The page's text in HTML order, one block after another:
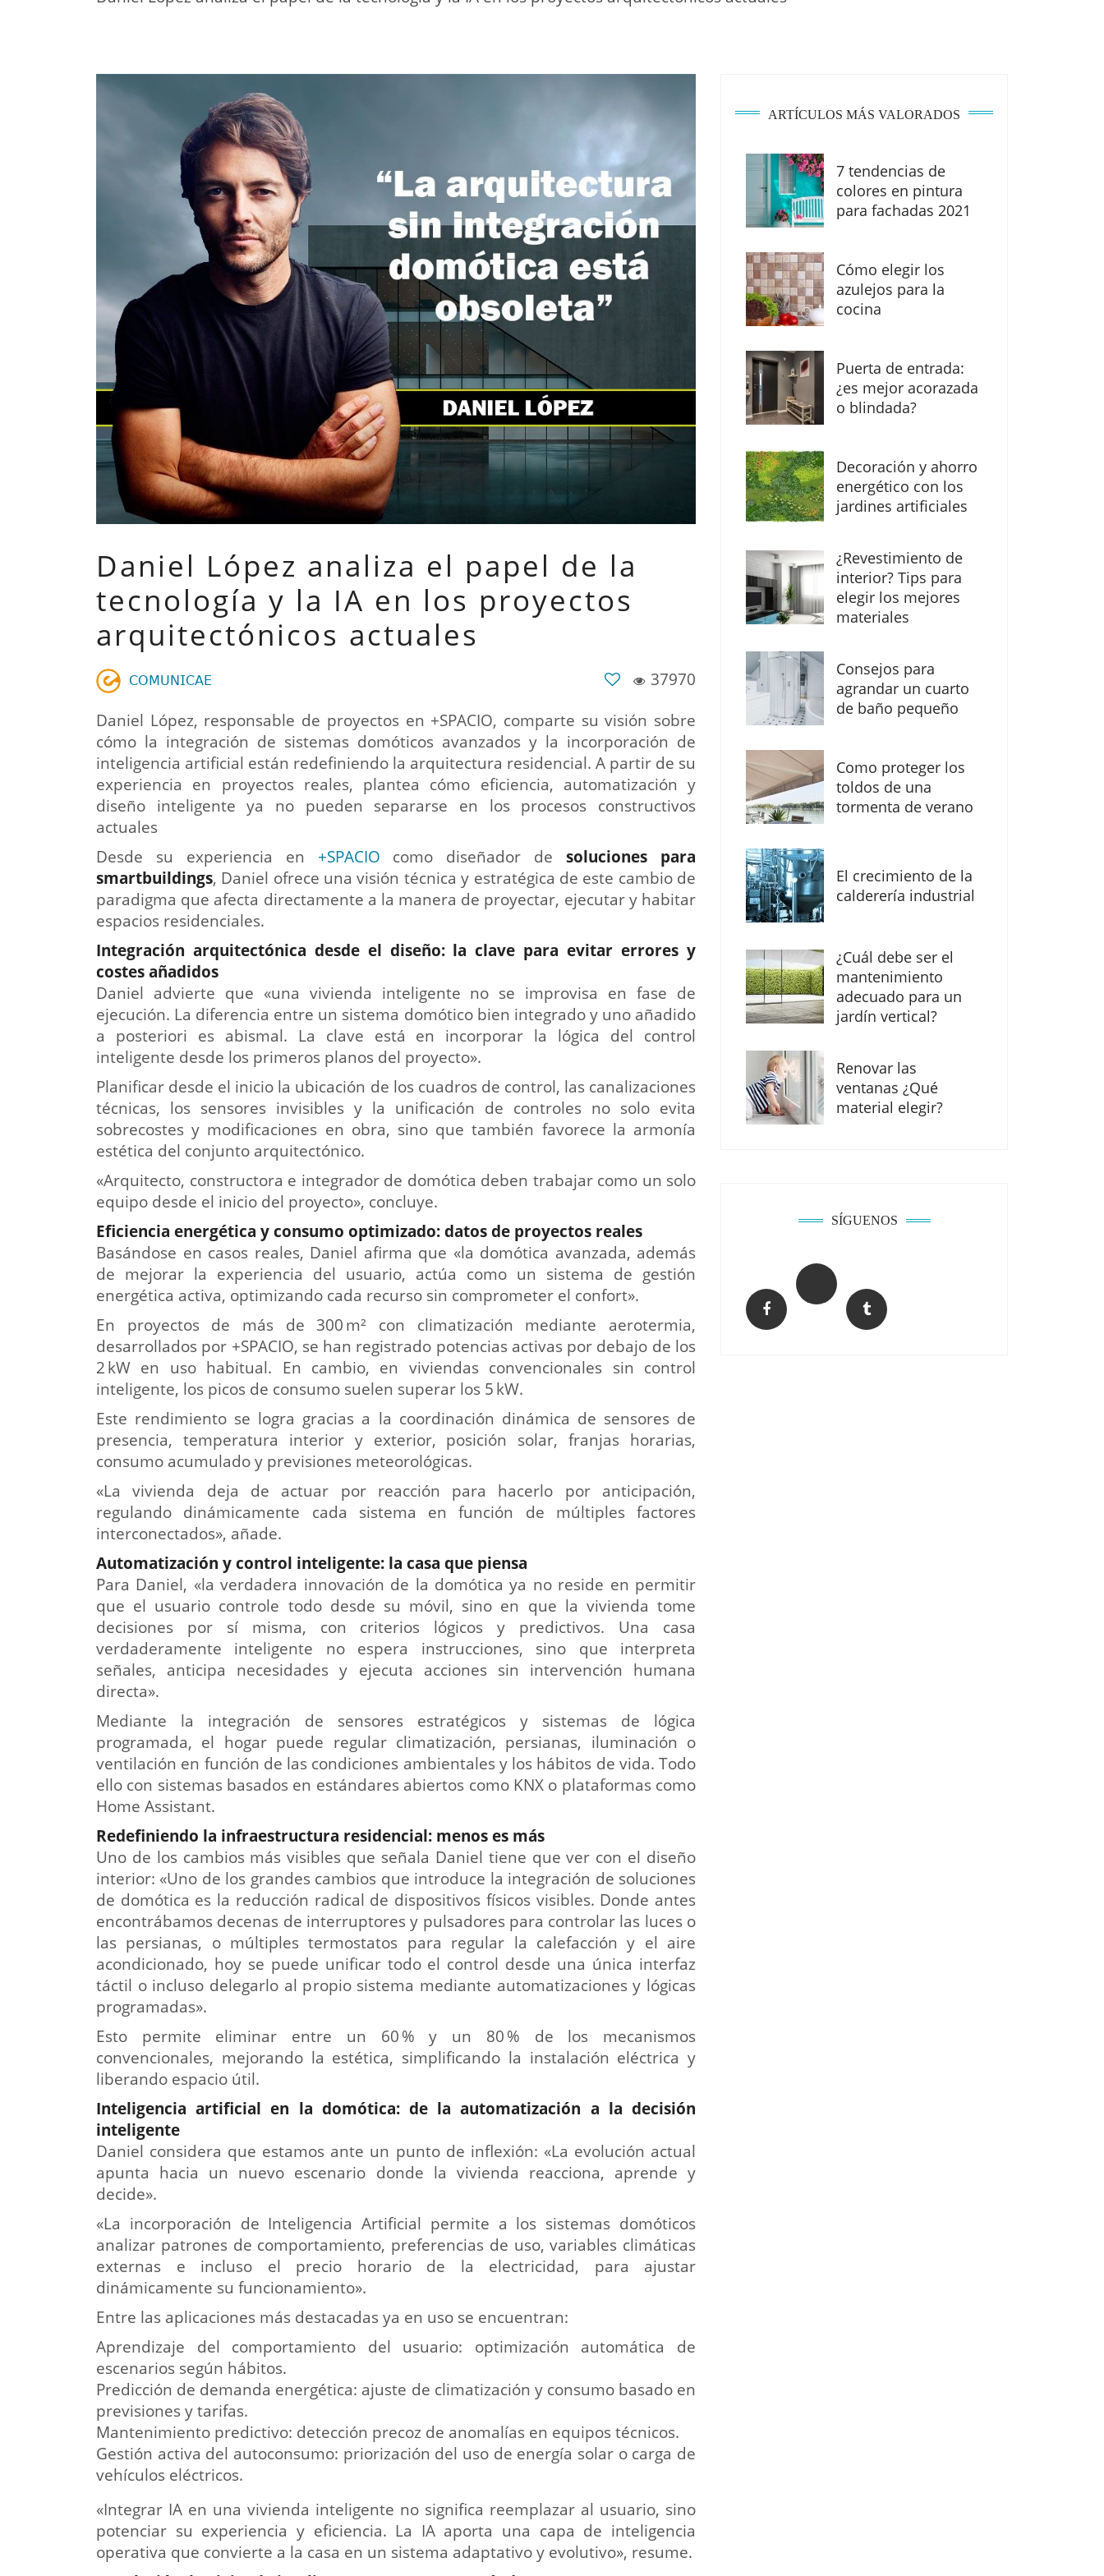
Daniel López analiza el papel de la
tecnología y la IA en los proyectos
arquitectónicos actuales
𝖢𝖮𝖬𝖴𝖭𝖨𝖢𝖠𝖤
37970
Daniel López, responsable de proyectos en +SPACIO, comparte su visión sobre
cómo la integración de sistemas domóticos avanzados y la incorporación de
inteligencia artificial están redefiniendo la arquitectura residencial. A partir de su
experiencia en proyectos reales, plantea cómo eficiencia, automatización y
diseño inteligente ya no pueden separarse en los procesos constructivos
actuales
Desde su experiencia en +SPACIO como diseñador desoluciones para
smartbuildings, Daniel ofrece una visión técnica y estratégica de este cambio de
paradigma que afecta directamente a la manera de proyectar, ejecutar y habitar
espacios residenciales.
Integración arquitectónica desde el diseño: la clave para evitar errores y
costes añadidos
Daniel advierte que «una vivienda inteligente no se improvisa en fase de
ejecución. La diferencia entre un sistema domótico bien integrado y uno añadido
a posteriori es abismal. La clave está en incorporar la lógica del control
inteligente desde los primeros planos del proyecto».
Planificar desde el inicio la ubicación de los cuadros de control, las canalizaciones
técnicas, los sensores invisibles y la unificación de controles no solo evita
sobrecostes y modificaciones en obra, sino que también favorece la armonía
estética del conjunto arquitectónico.
«Arquitecto, constructora e integrador de domótica deben trabajar como un solo
equipo desde el inicio del proyecto», concluye.
Eficiencia energética y consumo optimizado: datos de proyectos reales
Basándose en casos reales, Daniel afirma que «la domótica avanzada, además
de mejorar la experiencia del usuario, actúa como un sistema de gestión
energética activa, optimizando cada recurso sin comprometer el confort».
En proyectos de más de 300 m² con climatización mediante aerotermia,
desarrollados por +SPACIO, se han registrado potencias activas por debajo de los
2 kW en uso habitual. En cambio, en viviendas convencionales sin control
inteligente, los picos de consumo suelen superar los 5 kW.
Este rendimiento se logra gracias a la coordinación dinámica de sensores de
presencia, temperatura interior y exterior, posición solar, franjas horarias,
consumo acumulado y previsiones meteorológicas.
«La vivienda deja de actuar por reacción para hacerlo por anticipación,
regulando dinámicamente cada sistema en función de múltiples factores
interconectados», añade.
Automatización y control inteligente: la casa que piensa
Para Daniel, «la verdadera innovación de la domótica ya no reside en permitir
que el usuario controle todo desde su móvil, sino en que la vivienda tome
decisiones por sí misma, con criterios lógicos y predictivos. Una casa
verdaderamente inteligente no espera instrucciones, sino que interpreta
señales, anticipa necesidades y ejecuta acciones sin intervención humana
directa».
Mediante la integración de sensores estratégicos y sistemas de lógica
programada, el hogar puede regular climatización, persianas, iluminación o
ventilación en función de las condiciones ambientales y los hábitos de vida. Todo
ello con sistemas basados en estándares abiertos como KNX o plataformas como
Home Assistant.
Redefiniendo la infraestructura residencial: menos es más
Uno de los cambios más visibles que señala Daniel tiene que ver con el diseño
interior: «Uno de los grandes cambios que introduce la integración de soluciones
de domótica es la reducción radical de dispositivos físicos visibles. Donde antes
encontrábamos decenas de interruptores y pulsadores para controlar las luces o
las persianas, o múltiples termostatos para regular la calefacción y el aire
acondicionado, hoy se puede unificar todo el control desde una única interfaz
táctil o incluso delegarlo al propio sistema mediante automatizaciones y lógicas
programadas».
Esto permite eliminar entre un 60 % y un 80 % de los mecanismos
convencionales, mejorando la estética, simplificando la instalación eléctrica y
liberando espacio útil.
Inteligencia artificial en la domótica: de la automatización a la decisión
inteligente
Daniel considera que estamos ante un punto de inflexión: «La evolución actual
apunta hacia un nuevo escenario donde la vivienda reacciona, aprende y
decide».
«La incorporación de Inteligencia Artificial permite a los sistemas domóticos
analizar patrones de comportamiento, preferencias de uso, variables climáticas
externas e incluso el precio horario de la electricidad, para ajustar
dinámicamente su funcionamiento».
Entre las aplicaciones más destacadas ya en uso se encuentran:
Aprendizaje del comportamiento del usuario: optimización automática de
escenarios según hábitos.
Predicción de demanda energética: ajuste de climatización y consumo basado en
previsiones y tarifas.
Mantenimiento predictivo: detección precoz de anomalías en equipos técnicos.
Gestión activa del autoconsumo: priorización del uso de energía solar o carga de
vehículos eléctricos.
«Integrar IA en una vivienda inteligente no significa reemplazar al usuario, sino
potenciar su experiencia y eficiencia. La IA aporta una capa de inteligencia
operativa que convierte a la casa en un sistema adaptativo y evolutivo», resume.
ARTÍCULOS MÁS VALORADOS
7 tendencias de
colores en pintura
para fachadas 2021
Cómo elegir los
azulejos para la
cocina
Puerta de entrada:
¿es mejor acorazada
o blindada?
Decoración y ahorro
energético con los
jardines artificiales
¿Revestimiento de
interior? Tips para
elegir los mejores
materiales
Consejos para
agrandar un cuarto
de baño pequeño
Como proteger los
toldos de una
tormenta de verano
El crecimiento de la
calderería industrial
¿Cuál debe ser el
mantenimiento
adecuado para un
jardín vertical?
Renovar las
ventanas ¿Qué
material elegir?
SÍGUENOS